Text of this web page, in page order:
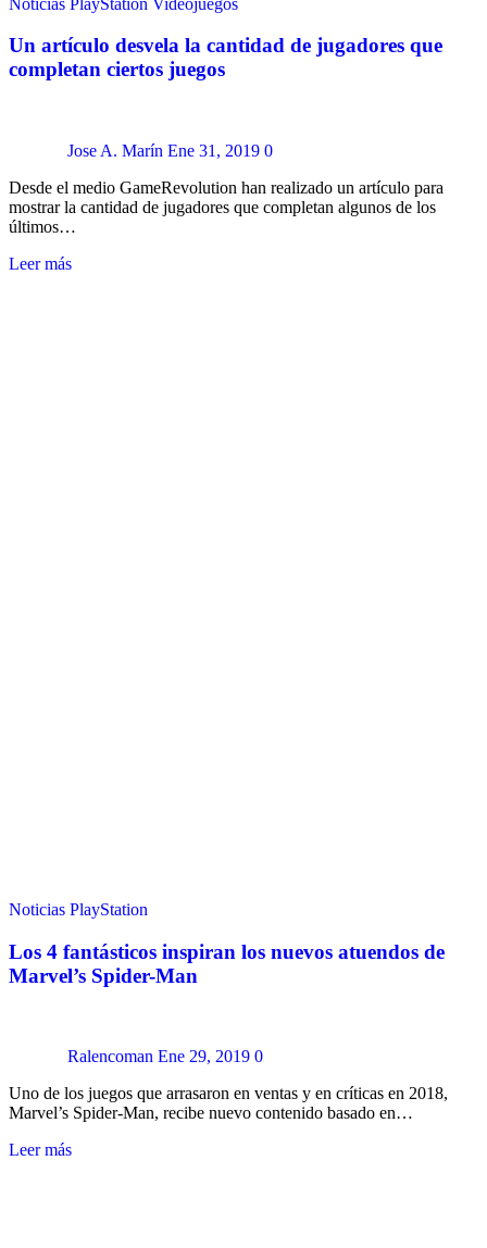
Un artículo desvela la cantidad de jugadores que
completan ciertos juegos
Jose A. Marín Ene 31, 2019 0
Desde el medio GameRevolution han realizado un artículo para
mostrar la cantidad de jugadores que completan algunos de los
últimos…
Leer más
Noticias PlayStation
Los 4 fantásticos inspiran los nuevos atuendos de
Marvel’s Spider-Man
Ralencoman Ene 29, 2019 0
Uno de los juegos que arrasaron en ventas y en críticas en 2018,
Marvel’s Spider-Man, recibe nuevo contenido basado en…
Leer más